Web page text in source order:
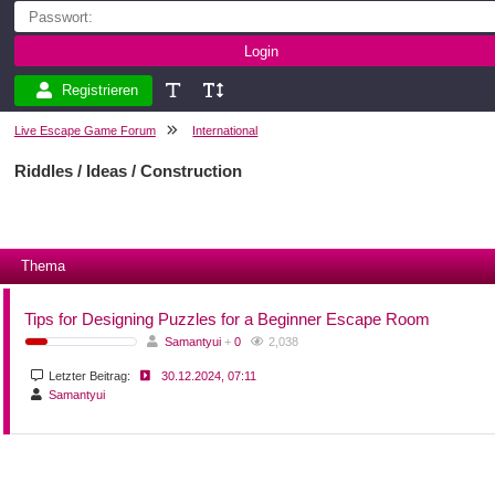
Registrieren
Live Escape Game Forum International
Riddles / Ideas / Construction
Thema
Tips for Designing Puzzles for a Beginner Escape Room
Samantyui +0 2,038
Letzter Beitrag:
30.12.2024, 07:11
Samantyui